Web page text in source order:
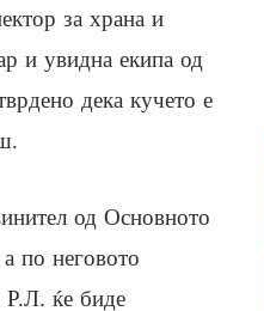
за храна и
и увидна екипа од
дека кучето е
од Основното
по неговото
Р.Л. ќе биде